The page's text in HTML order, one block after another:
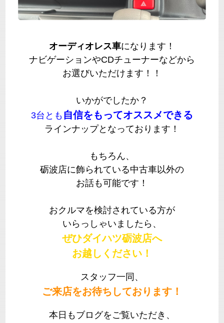
オーディオレス車になります！
ナビゲーションやCDチューナーなどから
お選びいただけます！！
いかがでしたか？
3台とも 自信をもってオススメできる
ラインナップとなっております！
もちろん、
砺波店に飾られている中古車以外の
お話も可能です！
おクルマを検討されている方が
いらっしゃいましたら、
ぜひダイハツ砺波店へ
お越しください！
スタッフ一同、
ご来店をお待ちしております！
本日もブログをご覧いただき、